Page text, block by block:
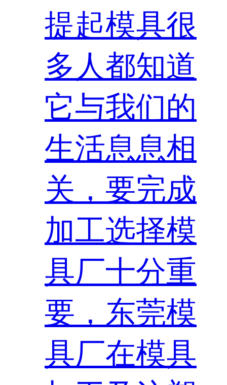
提起模具很
多人都知道
它与我们的
生活息息相
关，要完成
加工选择模
具厂十分重
要，东莞模
具厂在模具